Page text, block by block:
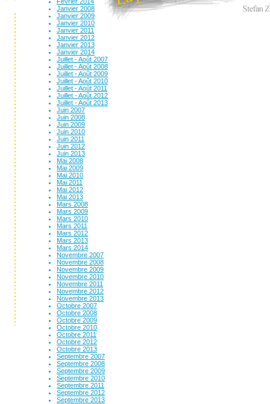
Janvier 2008
Janvier 2009
Janvier 2010
Janvier 2011
Janvier 2012
Janvier 2013
Janvier 2014
Juillet - Août 2007
Juillet - Août 2008
Juillet - Août 2009
Juillet - Août 2010
Juillet - Août 2011
Juillet - Août 2012
Juillet - Août 2013
Juin 2007
Juin 2008
Juin 2009
Juin 2010
Juin 2011
Juin 2012
Juin 2013
Mai 2008
Mai 2009
Mai 2010
Mai 2011
Mai 2012
Mai 2013
Mars 2008
Mars 2009
Mars 2010
Mars 2011
Mars 2012
Mars 2013
Mars 2014
Novembre 2007
Novembre 2008
Novembre 2009
Novembre 2010
Novembre 2011
Novembre 2012
Novembre 2013
Octobre 2007
Octobre 2008
Octobre 2009
Octobre 2010
Octobre 2011
Octobre 2012
Octobre 2013
Septembre 2007
Septembre 2008
Septembre 2009
Septembre 2010
Septembre 2011
Septembre 2012
Septembre 2013